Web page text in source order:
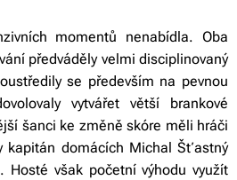
momentů nenabídla. Oba
předváděly velmi disciplinovaný
se především na pevnou
vytvářet větší brankové
šanci ke změně skóre měli hráči
kapitán domácích Michal Šťastný
Hosté však početní výhodu využít